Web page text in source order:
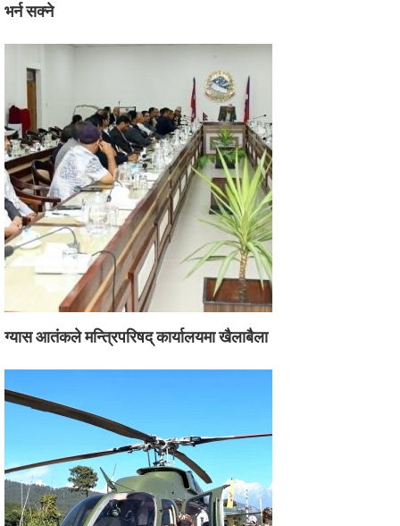
भर्न सक्ने
ग्यास आतंकले मन्त्रिपरिषद् कार्यालयमा खैलाबैला